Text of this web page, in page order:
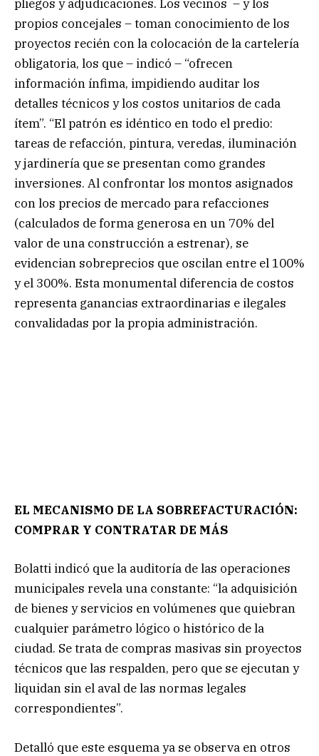
pliegos y adjudicaciones. Los vecinos – y los
propios concejales – toman conocimiento de los
proyectos recién con la colocación de la cartelería
obligatoria, los que – indicó – “ofrecen
información ínfima, impidiendo auditar los
detalles técnicos y los costos unitarios de cada
ítem”. “El patrón es idéntico en todo el predio:
tareas de refacción, pintura, veredas, iluminación
y jardinería que se presentan como grandes
inversiones. Al confrontar los montos asignados
con los precios de mercado para refacciones
(calculados de forma generosa en un 70% del
valor de una construcción a estrenar), se
evidencian sobreprecios que oscilan entre el 100%
y el 300%. Esta monumental diferencia de costos
representa ganancias extraordinarias e ilegales
convalidadas por la propia administración.
EL MECANISMO DE LA SOBREFACTURACIÓN:
COMPRAR Y CONTRATAR DE MÁS
Bolatti indicó que la auditoría de las operaciones
municipales revela una constante: “la adquisición
de bienes y servicios en volúmenes que quiebran
cualquier parámetro lógico o histórico de la
ciudad. Se trata de compras masivas sin proyectos
técnicos que las respalden, pero que se ejecutan y
liquidan sin el aval de las normas legales
correspondientes”.
Detalló que este esquema ya se observa en otros